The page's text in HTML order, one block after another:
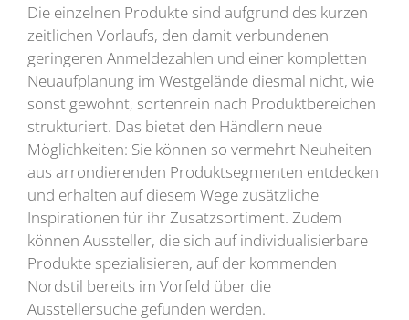
Die einzelnen Produkte sind aufgrund des kurzen
zeitlichen Vorlaufs, den damit verbundenen
geringeren Anmeldezahlen und einer kompletten
Neuaufplanung im Westgelände diesmal nicht, wie
sonst gewohnt, sortenrein nach Produktbereichen
strukturiert. Das bietet den Händlern neue
Möglichkeiten: Sie können so vermehrt Neuheiten
aus arrondierenden Produktsegmenten entdecken
und erhalten auf diesem Wege zusätzliche
Inspirationen für ihr Zusatzsortiment. Zudem
können Aussteller, die sich auf individualisierbare
Produkte spezialisieren, auf der kommenden
Nordstil bereits im Vorfeld über die
Ausstellersuche gefunden werden.